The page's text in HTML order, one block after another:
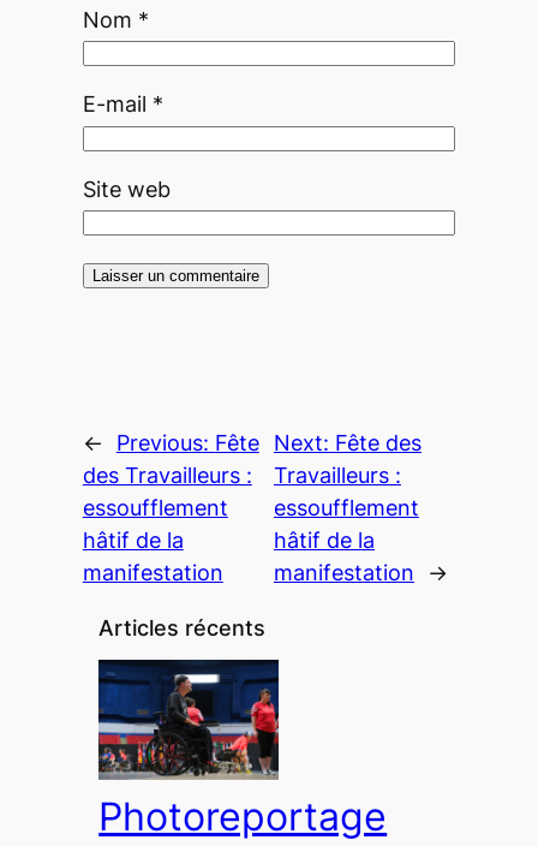
Nom *
E-mail *
Site web
← Previous: Fête
des Travailleurs :
essoufflement
hâtif de la
manifestation
Next: Fête des
Travailleurs :
essoufflement
hâtif de la
manifestation
→
Articles récents
Photoreportage